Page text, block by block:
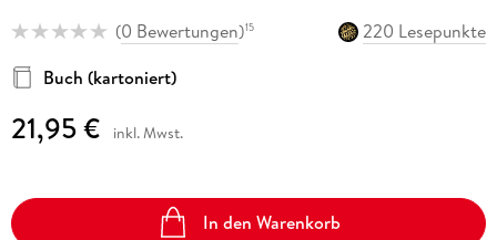
(0 Bewertungen)15
220 Lesepunkte
Buch (kartoniert)
21,95 € inkl. Mwst.
In den Warenkorb